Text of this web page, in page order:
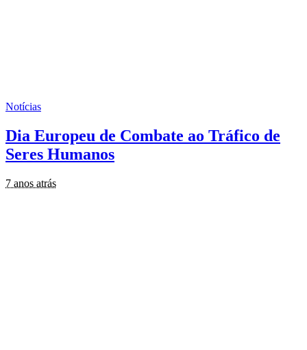
Notícias
Dia Europeu de Combate ao Tráfico de
Seres Humanos
7 anos atrás